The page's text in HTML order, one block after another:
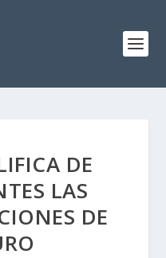
DE
LAS
DE